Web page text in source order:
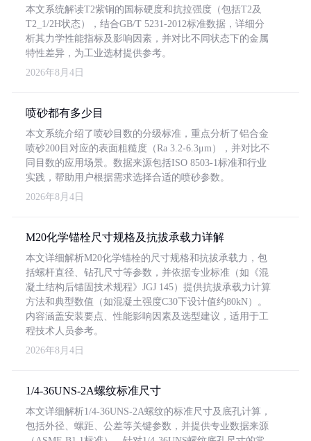
本文系统解读T2紫铜的国标硬度和抗拉强度（包括T2及
T2_1/2H状态），结合GB/T 5231-2012标准数据，详细分
析其力学性能指标及影响因素，并对比不同状态下的金属
特性差异，为工业选材提供参考。
2026年8月4日
喷砂都有多少目
本文系统介绍了喷砂目数的分级标准，重点分析了铝合金
喷砂200目对应的表面粗糙度（Ra 3.2-6.3μm），并对比不
同目数的应用场景。数据来源包括ISO 8503-1标准和行业
实践，帮助用户根据需求选择合适的喷砂参数。
2026年8月4日
M20化学锚栓尺寸规格及抗拔承载力详解
本文详细解析M20化学锚栓的尺寸规格和抗拔承载力，包
括螺杆直径、钻孔尺寸等参数，并依据专业标准（如《混
凝土结构后锚固技术规程》JGJ 145）提供抗拔承载力计算
方法和典型数值（如混凝土强度C30下设计值约80kN）。
内容涵盖安装要点、性能影响因素及选型建议，适用于工
程技术人员参考。
2026年8月4日
1/4-36UNS-2A螺纹标准尺寸
本文详细解析1/4-36UNS-2A螺纹的标准尺寸及底孔计算，
包括外径、螺距、公差等关键参数，并提供专业数据来源